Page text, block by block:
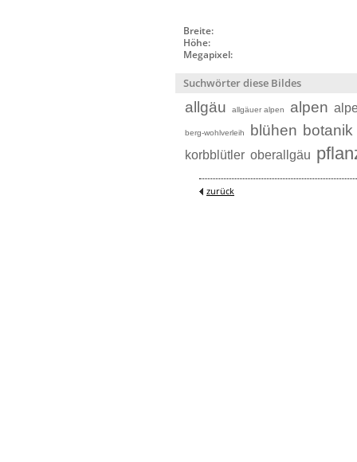
Breite:
Höhe:
Megapixel:
Suchwörter diese Bildes
allgäu allgäuer alpen alpen
berg-wohlverleih blühen botanik
korbblütler oberallgäu
zurück